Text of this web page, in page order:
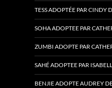
TESS ADOPTÉE PAR CINDY
SOHA ADOPTEE PAR
ZUMBI ADOPTE PAR
SAHÉ ADOPTEE PAR
BENJIE ADOPTE AUDREY